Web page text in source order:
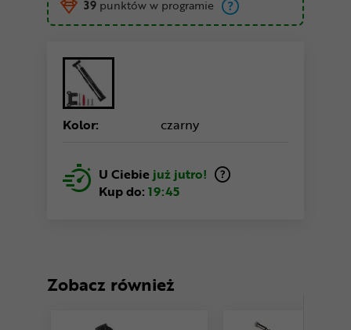
39 punktów w programie
Kolor: czarny
U Ciebie już jutro!
Kup do: 19:45
Zobacz również